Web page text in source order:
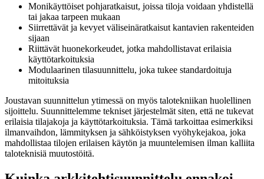
Monikäyttöiset pohjaratkaisut, joissa tiloja voidaan yhdistellä
tai jakaa tarpeen mukaan
Siirrettävät ja kevyet väliseinäratkaisut kantavien rakenteiden
sijaan
Riittävät huonekorkeudet, jotka mahdollistavat erilaisia
käyttötarkoituksia
Modulaarinen tilasuunnittelu, joka tukee standardoituja
mitoituksia
Joustavan suunnittelun ytimessä on myös talotekniikan huolellinen
sijoittelu. Suunnittelemme tekniset järjestelmät siten, että ne tukevat
erilaisia tilajakoja ja käyttötarkoituksia. Tämä tarkoittaa esimerkiksi
ilmanvaihdon, lämmityksen ja sähköistyksen vyöhykejakoa, joka
mahdollistaa tilojen erilaisen käytön ja muuntelemisen ilman kalliita
taloteknisiä muutostöitä.